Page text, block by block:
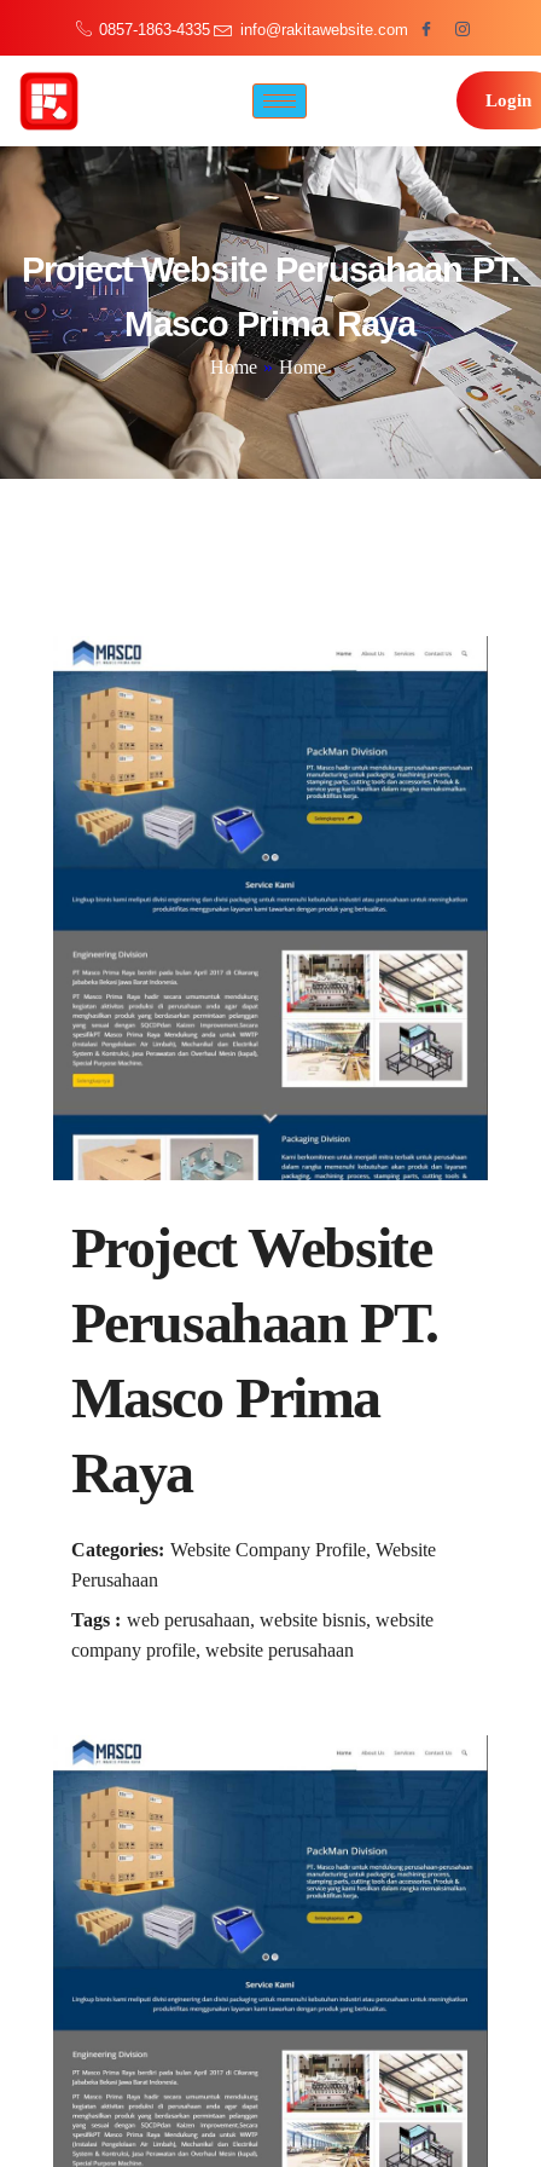
0857-1863-4335 info@rakitawebsite.com
Login
Project Website Perusahaan PT.
Masco Prima Raya
Home » Home
Project Website
Perusahaan PT.
Masco Prima
Raya
Categories: Website Company Profile, Website
Perusahaan
Tags : web perusahaan, website bisnis, website
company profile, website perusahaan